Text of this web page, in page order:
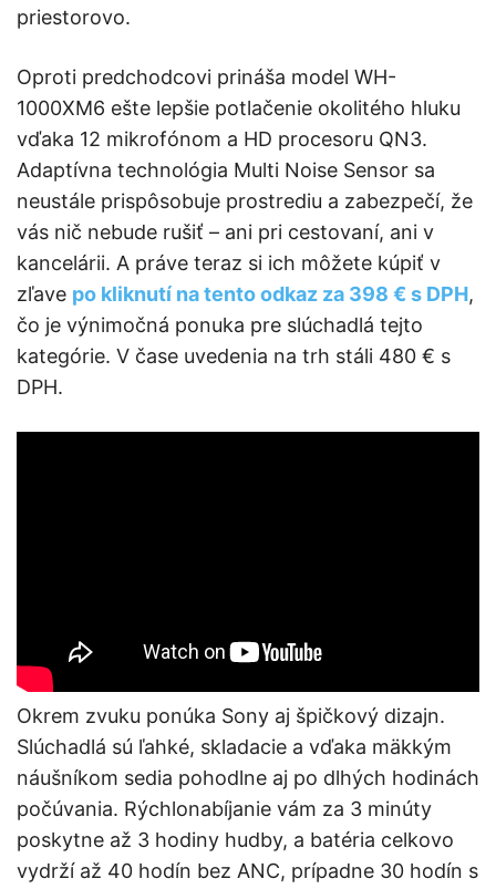
priestorovo.
Oproti predchodcovi prináša model WH-
1000XM6 ešte lepšie potlačenie okolitého hluku
vďaka 12 mikrofónom a HD procesoru QN3.
Adaptívna technológia Multi Noise Sensor sa
neustále prispôsobuje prostrediu a zabezpečí, že
vás nič nebude rušiť – ani pri cestovaní, ani v
kancelárii. A práve teraz si ich môžete kúpiť v
zľave po kliknutí na tento odkaz za 398 € s DPH,
čo je výnimočná ponuka pre slúchadlá tejto
kategórie. V čase uvedenia na trh stáli 480 € s
DPH.
Okrem zvuku ponúka Sony aj špičkový dizajn.
Slúchadlá sú ľahké, skladacie a vďaka mäkkým
náušníkom sedia pohodlne aj po dlhých hodinách
počúvania. Rýchlonabíjanie vám za 3 minúty
poskytne až 3 hodiny hudby, a batéria celkovo
vydrží až 40 hodín bez ANC, prípadne 30 hodín s